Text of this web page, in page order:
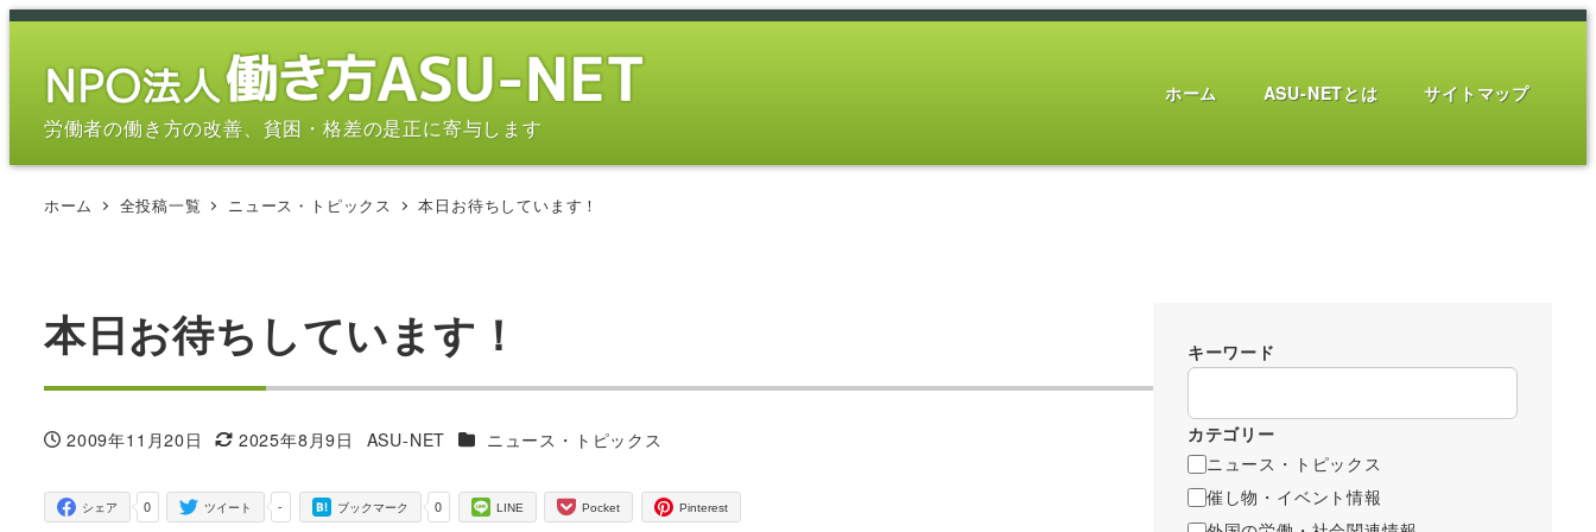
メ
労働者の働き方の改善、貧困・格差の是正に寄与します
ホーム ASU-NETとは サイトマップ
ホーム 全投稿一覧 ニュース・トピックス 本日お待ちしています！
本日お待ちしています！
投稿日
2009年11月20日
更新日
2025年8月9日
著
ASU-NET カテゴリー
ニュース・トピックス
0
シェア -
ツイート 0
ブックマーク LINE Pocket Pinterest
キーワード
カテゴリー
ニュース・トピックス
催し物・イベント情報